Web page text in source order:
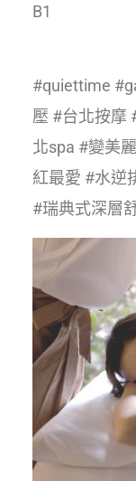
B1
#quiettime
壓 #台北按摩
北spa #變美
紅最愛 #水逆
#瑞典式深層